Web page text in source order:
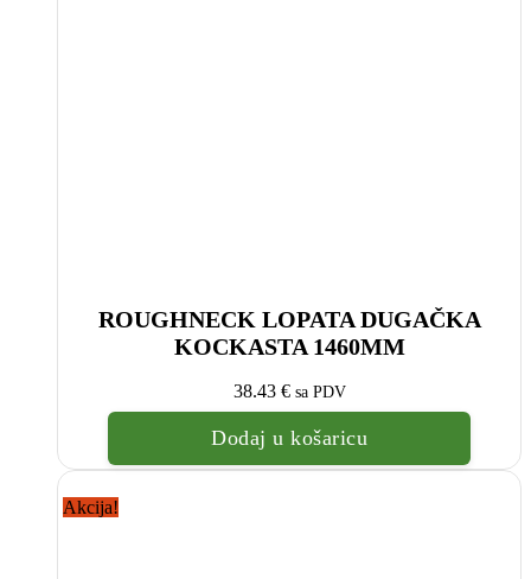
ROUGHNECK LOPATA DUGAČKA
KOCKASTA 1460MM
38.43 € sa PDV
Dodaj u košaricu
Akcija!